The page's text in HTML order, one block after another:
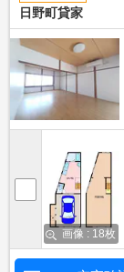
日野町貸家
画像 : 18枚